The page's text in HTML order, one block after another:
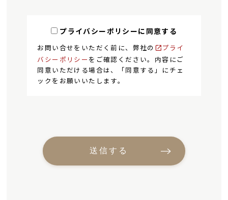
プライバシーポリシーに同意する
お問い合せをいただく前に、弊社の
プライ
バシーポリシー をご確認ください。内容にご
同意いただける場合は、「同意する」にチェ
ックをお願いいたします。